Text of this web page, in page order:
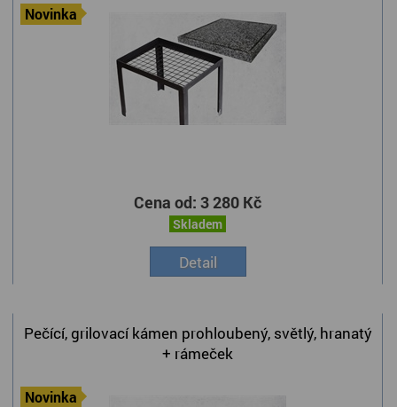
Novinka
Cena od: 3 280 Kč
Skladem
Detail
Pečící, grilovací kámen prohloubený, světlý, hranatý
+ rámeček
Novinka